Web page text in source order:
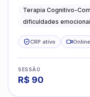
Terapia Cognitivo-
dificuldades
CRP ativo Online
SESSÃO
R$ 90